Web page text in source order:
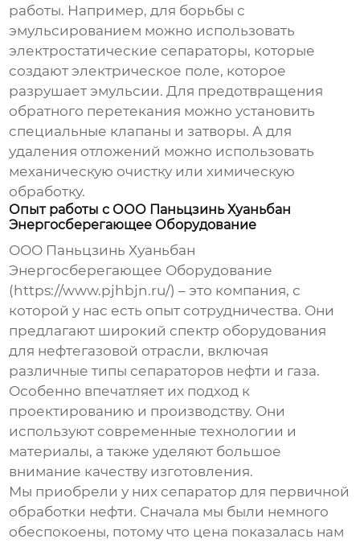
работы. Например, для борьбы с
эмульсированием можно использовать
электростатические сепараторы, которые
создают электрическое поле, которое
разрушает эмульсии. Для предотвращения
обратного перетекания можно установить
специальные клапаны и затворы. А для
удаления отложений можно использовать
механическую очистку или химическую
обработку.
Опыт работы с ООО Паньцзинь Хуаньбан
Энергосберегающее Оборудование
ООО Паньцзинь Хуаньбан
Энергосберегающее Оборудование
(https://www.pjhbjn.ru/) – это компания, с
которой у нас есть опыт сотрудничества. Они
предлагают широкий спектр оборудования
для нефтегазовой отрасли, включая
различные типы сепараторов нефти и газа.
Особенно впечатляет их подход к
проектированию и производству. Они
используют современные технологии и
материалы, а также уделяют большое
внимание качеству изготовления.
Мы приобрели у них сепаратор для первичной
обработки нефти. Сначала мы были немного
обеспокоены, потому что цена показалась нам